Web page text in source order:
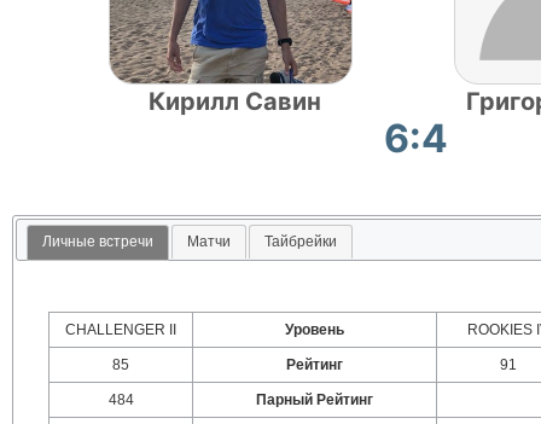
Кирилл Савин
6:4
Личные встречи Матчи Тайбрейки
CHALLENGER II Уровень ROOKIES
85 Рейтинг 91
484 Парный Рейтинг